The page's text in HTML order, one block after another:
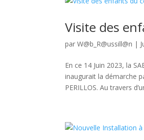
Visite des
parW@b_R@ussill@n |
En ce 14 Juin 2023, la
inaugurait la démarche
PERILLOS. Au travers